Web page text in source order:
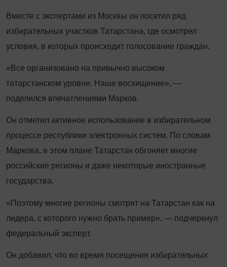
Вместе с экспертами из Москвы он посетил ряд
избирательных участков Татарстана, где осмотрел
условия, в которых происходит голосование граждан.
«Все организовано на привычно высоком
татарстанском уровне. Наше восхищение», —
поделился впечатлениями Марков.
Он отметил активное использование в избирательном
процессе республики электронных систем. По словам
Маркова, в этом плане Татарстан обгоняет многие
российские регионы и даже некоторые иностранные
государства.
«Поэтому многие регионы смотрят на Татарстан как на
лидера, с которого нужно брать пример», — подчеркнул
федеральный эксперт.
Он добавил, что во время посещения избирательных